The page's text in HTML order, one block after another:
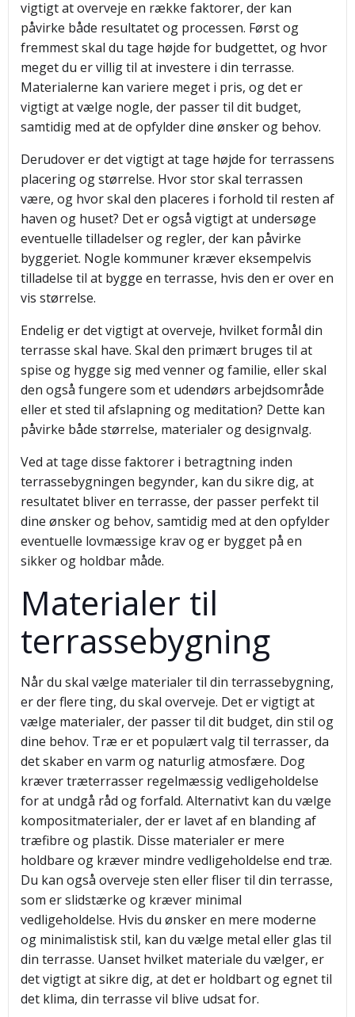
vigtigt at overveje en række faktorer, der kan
påvirke både resultatet og processen. Først og
fremmest skal du tage højde for budgettet, og hvor
meget du er villig til at investere i din terrasse.
Materialerne kan variere meget i pris, og det er
vigtigt at vælge nogle, der passer til dit budget,
samtidig med at de opfylder dine ønsker og behov.
Derudover er det vigtigt at tage højde for terrassens
placering og størrelse. Hvor stor skal terrassen
være, og hvor skal den placeres i forhold til resten af
haven og huset? Det er også vigtigt at undersøge
eventuelle tilladelser og regler, der kan påvirke
byggeriet. Nogle kommuner kræver eksempelvis
tilladelse til at bygge en terrasse, hvis den er over en
vis størrelse.
Endelig er det vigtigt at overveje, hvilket formål din
terrasse skal have. Skal den primært bruges til at
spise og hygge sig med venner og familie, eller skal
den også fungere som et udendørs arbejdsområde
eller et sted til afslapning og meditation? Dette kan
påvirke både størrelse, materialer og designvalg.
Ved at tage disse faktorer i betragtning inden
terrassebygningen begynder, kan du sikre dig, at
resultatet bliver en terrasse, der passer perfekt til
dine ønsker og behov, samtidig med at den opfylder
eventuelle lovmæssige krav og er bygget på en
sikker og holdbar måde.
Materialer til
terrassebygning
Når du skal vælge materialer til din terrassebygning,
er der flere ting, du skal overveje. Det er vigtigt at
vælge materialer, der passer til dit budget, din stil og
dine behov. Træ er et populært valg til terrasser, da
det skaber en varm og naturlig atmosfære. Dog
kræver træterrasser regelmæssig vedligeholdelse
for at undgå råd og forfald. Alternativt kan du vælge
kompositmaterialer, der er lavet af en blanding af
træfibre og plastik. Disse materialer er mere
holdbare og kræver mindre vedligeholdelse end træ.
Du kan også overveje sten eller fliser til din terrasse,
som er slidstærke og kræver minimal
vedligeholdelse. Hvis du ønsker en mere moderne
og minimalistisk stil, kan du vælge metal eller glas til
din terrasse. Uanset hvilket materiale du vælger, er
det vigtigt at sikre dig, at det er holdbart og egnet til
det klima, din terrasse vil blive udsat for.